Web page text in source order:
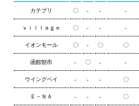
カテプリ 〇 - - -
ｖｉｌｌａｇｅ 〇 - - -
イオンモール 〇 - 〇 〇
函館朝市 - 〇 - -
ウイングベイ - - - 〇
Ｅ－ＮＡ - - - 〇